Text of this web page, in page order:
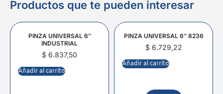
Productos que te pueden interesar
PINZA UNIVERSAL 6″
INDUSTRIAL
$ 6.837,50
Añadir al carrito
PINZA UNIVERSAL 6″ 8236
$6.729,22
Añadir al carrito